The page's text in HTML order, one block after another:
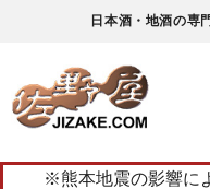
日本酒・地酒の専
※熊本地震の影響に